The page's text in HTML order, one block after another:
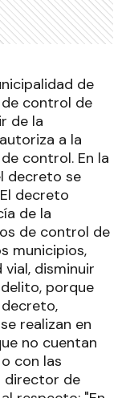
de
control de
de la
a la
control. En la
decreto se
decreto
de la
de control de
municipios,
disminuir
porque
realizan en
no cuentan
con las
director de